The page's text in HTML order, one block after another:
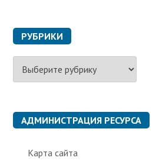
РУБРИКИ
б
к
и АДМИНИСТРАЦИЯ РЕСУРСА
Карта сайта